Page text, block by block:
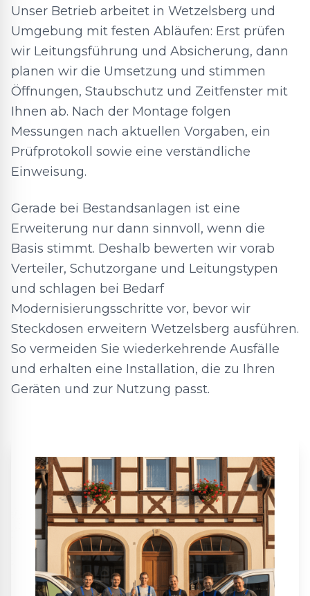
Unser Betrieb arbeitet in Wetzelsberg und
Umgebung mit festen Abläufen: Erst prüfen
wir Leitungsführung und Absicherung, dann
planen wir die Umsetzung und stimmen
Öffnungen, Staubschutz und Zeitfenster mit
Ihnen ab. Nach der Montage folgen
Messungen nach aktuellen Vorgaben, ein
Prüfprotokoll sowie eine verständliche
Einweisung.
Gerade bei Bestandsanlagen ist eine
Erweiterung nur dann sinnvoll, wenn die
Basis stimmt. Deshalb bewerten wir vorab
Verteiler, Schutzorgane und Leitungstypen
und schlagen bei Bedarf
Modernisierungsschritte vor, bevor wir
Steckdosen erweitern Wetzelsberg ausführen.
So vermeiden Sie wiederkehrende Ausfälle
und erhalten eine Installation, die zu Ihren
Geräten und zur Nutzung passt.